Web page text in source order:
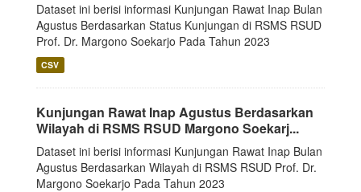
Dataset ini berisi informasi Kunjungan Rawat Inap Bulan
Agustus Berdasarkan Status Kunjungan di RSMS RSUD
Prof. Dr. Margono Soekarjo Pada Tahun 2023
CSV
Kunjungan Rawat Inap Agustus Berdasarkan
Wilayah di RSMS RSUD Margono Soekarj...
Dataset ini berisi informasi Kunjungan Rawat Inap Bulan
Agustus Berdasarkan Wilayah di RSMS RSUD Prof. Dr.
Margono Soekarjo Pada Tahun 2023